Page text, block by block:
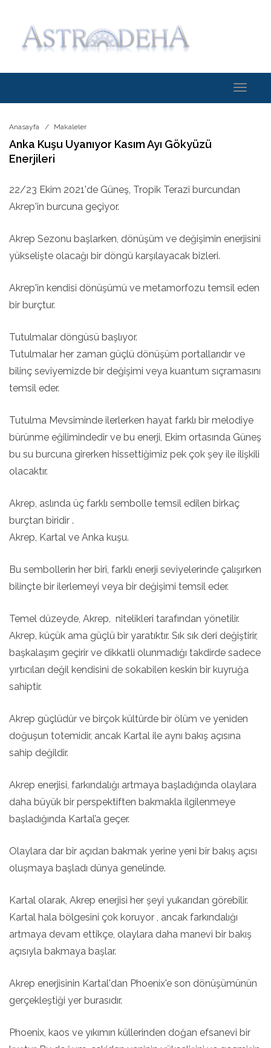
Toggle
Anasayfa Makaleler
Anka Kuşu Uyanıyor Kasım Ayı Gökyüzü
Enerjileri
22/23 Ekim 2021'de Güneş, Tropik Terazi burcundan
Akrep'in burcuna geçiyor.
Akrep Sezonu başlarken, dönüşüm ve değişimin enerjisini
yükselişte olacağı bir döngü karşılayacak bizleri.
Akrep'in kendisi dönüşümü ve metamorfozu temsil eden
bir burçtur.
Tutulmalar döngüsü başlıyor.
Tutulmalar her zaman güçlü dönüşüm portallarıdır ve
bilinç seviyemizde bir değişimi veya kuantum sıçramasını
temsil eder.
Tutulma Mevsiminde ilerlerken hayat farklı bir melodiye
bürünme eğilimindedir ve bu enerji, Ekim ortasında Güneş
bu su burcuna girerken hissettiğimiz pek çok şey ile ilişkili
olacaktır.
Akrep, aslında üç farklı sembolle temsil edilen birkaç
burçtan biridir .
Akrep, Kartal ve Anka kuşu.
Bu sembollerin her biri, farklı enerji seviyelerinde çalışırken
bilinçte bir ilerlemeyi veya bir değişimi temsil eder.
Temel düzeyde, Akrep, nitelikleri tarafından yönetilir.
Akrep, küçük ama güçlü bir yaratıktır. Sık sık deri değiştirir,
başkalaşım geçirir ve dikkatli olunmadığı takdirde sadece
yırtıcıları değil kendisini de sokabilen keskin bir kuyruğa
sahiptir.
Akrep güçlüdür ve birçok kültürde bir ölüm ve yeniden
doğuşun totemidir, ancak Kartal ile aynı bakış açısına
sahip değildir.
Akrep enerjisi, farkındalığı artmaya başladığında olaylara
daha büyük bir perspektiften bakmakla ilgilenmeye
başladığında Kartal’a geçer.
Olaylara dar bir açıdan bakmak yerine yeni bir bakış açısı
oluşmaya başladı dünya genelinde.
Kartal olarak, Akrep enerjisi her şeyi yukarıdan görebilir.
Kartal hala bölgesini çok koruyor , ancak farkındalığı
artmaya devam ettikçe, olaylara daha manevi bir bakış
açısıyla bakmaya başlar.
Akrep enerjisinin Kartal'dan Phoenix'e son dönüşümünün
gerçekleştiği yer burasıdır.
Phoenix, kaos ve yıkımın küllerinden doğan efsanevi bir